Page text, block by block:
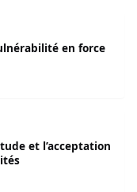
en force
et l’acceptation